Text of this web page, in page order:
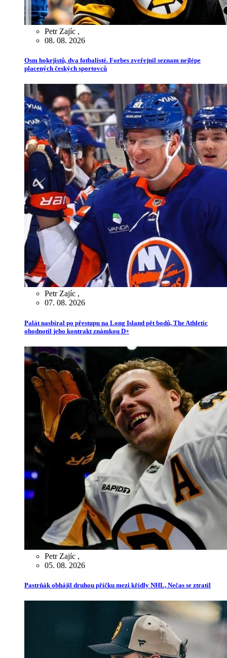
Petr Zajíc ,
08. 08. 2026
Osm hokejistů, dva fotbalisté. Forbes zveřejnil seznam nejlépe
placených českých sportovců
Petr Zajíc ,
07. 08. 2026
Palát nasbíral po přestupu na Long Island pět bodů, The Athletic
ohodnotil jeho kontrakt známkou D+
Petr Zajíc ,
05. 08. 2026
Pastrňák obhájil druhou příčku mezi křídly NHL, Nečas se ztratil